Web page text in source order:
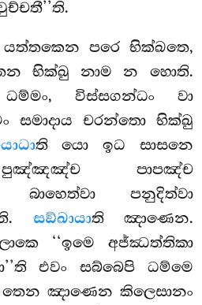
පරෙ භික්ඛතෙ,
භික්ඛු නාම න හොති.
විස්සගන්ධං වා
සමාදාය චරන්තො භික්ඛු
ති යො ඉධ සාසනෙ
පුඤ්ඤඤ්ච පාපඤ්ච
බාහෙත්වා පනුදිත්වා
සඞ්ඛායාති ඤාණෙන.
‘‘ඉමෙ අජ්ඣත්තිකා
එවං සබ්බෙපි ධම්මෙ
ඤාණෙන කිලෙසානං